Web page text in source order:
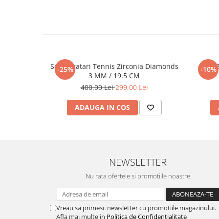
-25%
Set 5 Bratari Tennis Zirconia Diamonds
3 MM / 19.5 CM
400,00 Lei299,00 Lei
ADAUGA IN COS
-10%
Set
NEWSLETTER
Nu rata ofertele si promotiile noastre
Vreau sa primesc newsletter cu promotiile magazinului.
Afla mai multe in Politica de Confidentialitate